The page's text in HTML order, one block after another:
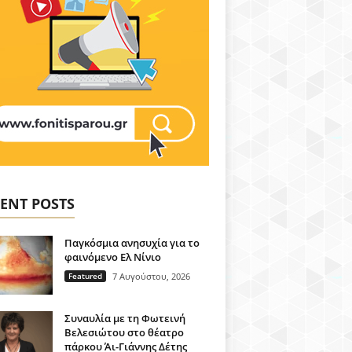
POSTS
Παγκόσμια ανησυχία για το
φαινόμενο Ελ Νίνιο
Featured 7 Αυγούστου, 2026
Συναυλία με τη Φωτεινή
Βελεσιώτου στο θέατρο
πάρκου Άι-Γιάννης Δέτης